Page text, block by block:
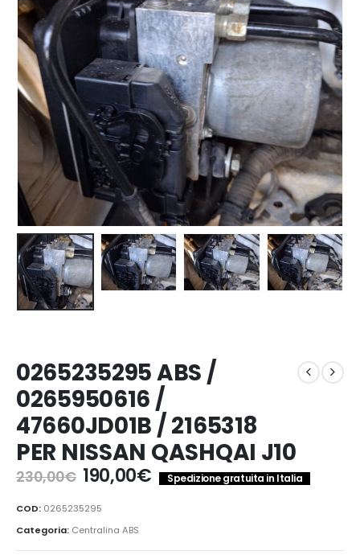
0265235295 ABS /
0265950616 /
47660JD01B / 2165318
PER NISSAN QASHQAI J10
230,00€ Il
prezzo
originale
era:
230,00€.
190,00€Il
prezzo
190,00€.
Spedizione gratuita in Italia
COD: 0265235295
Categoria: Centralina ABS